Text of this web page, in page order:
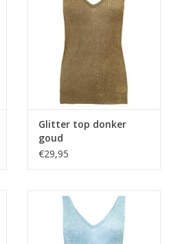
Glitter top donker
goud
€29,95